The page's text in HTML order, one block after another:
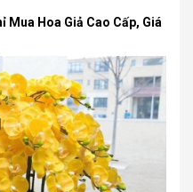
Mua Hoa Giả Cao Cấp, Giá